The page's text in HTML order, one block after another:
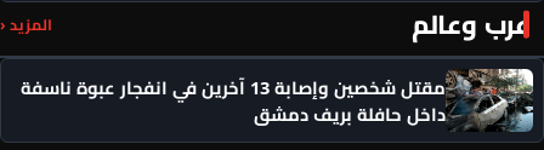
عرب وعالم المزيد ‹
مقتل شخصين وإصابة 13 آخرين في انفجار عبوة ناسفة
داخل حافلة بريف دمشق